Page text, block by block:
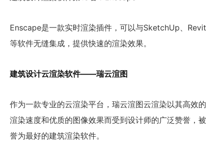
Enscape是一款实时渲染插件，可以与SketchUp、Revit
等软件无缝集成，提供快速的渲染效果。
建筑设计云渲染软件——瑞云渲图
作为一款专业的云渲染平台，瑞云渲图云渲染以其高效的
渲染速度和优质的图像效果而受到设计师的广泛赞誉，被
誉为最好的建筑渲染软件。